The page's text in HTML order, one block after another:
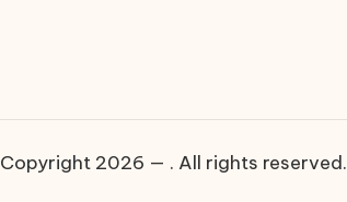
Copyright 2026 — . All rights reserved.